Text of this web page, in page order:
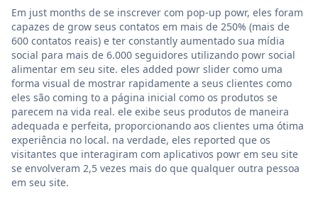
Em just months de se inscrever com pop-up powr, eles foram
capazes de grow seus contatos em mais de 250% (mais de
600 contatos reais) e ter constantly aumentado sua mídia
social para mais de 6.000 seguidores utilizando powr social
alimentar em seu site. eles added powr slider como uma
forma visual de mostrar rapidamente a seus clientes como
eles são coming to a página inicial como os produtos se
parecem na vida real. ele exibe seus produtos de maneira
adequada e perfeita, proporcionando aos clientes uma ótima
experiência no local. na verdade, eles reported que os
visitantes que interagiram com aplicativos powr em seu site
se envolveram 2,5 vezes mais do que qualquer outra pessoa
em seu site.